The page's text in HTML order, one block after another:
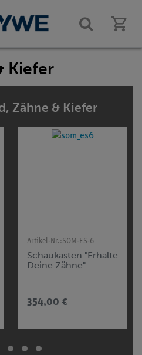
Kiefer
Zähne & Kiefer
Artikel-Nr.:SOM-ES-6
Schaukasten "Erhalte
Deine Zähne"
354,00 €